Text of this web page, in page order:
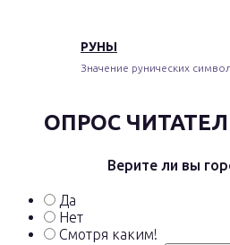
РУНЫ
Значение рунических
ОПРОС
Верите ли вы
Да
Нет
Смотря каким!